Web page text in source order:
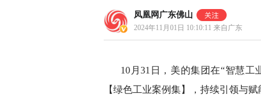
凤凰网广东佛山
2024年11月01日 10:10:11 来自广东
10月31日，美的集团在“智慧
【绿色工业案例集】，持续引领与